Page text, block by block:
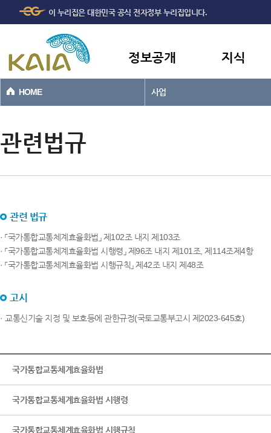
본문바로가기
이 누리집은 대한민국 공식 전자정부 누리집입니다.
정보공개 지식
HOME 사업
관련법규
관련 법규
· 「국가통합교통체계효율화법」 제102조 내지 제103조
· 「국가통합교통체계효율화법 시행령」 제96조 내지 제101조, 제114조제4항
· 「국가통합교통체계효율화법 시행규칙」 제42조 내지 제48조
고시
· 교통신기술 지정 및 보호등에 관한규정(국토교통부고시 제2023-645호)
국가통합교통체계효율화법
국가통합교통체계효율화법 시행령
국가통합교통체계효율화법 시행규칙